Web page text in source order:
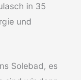
in 35
und
Solebad, es